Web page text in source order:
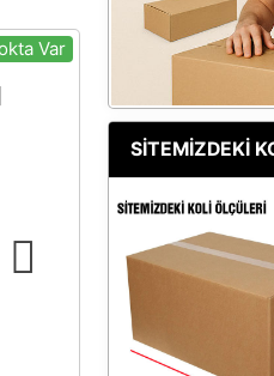
Var
SİTEMİZDEKİ